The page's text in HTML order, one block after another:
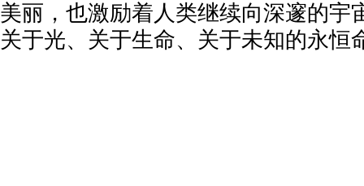
美丽，也激励着人类继续向深邃的宇
关于光、关于生命、关于未知的永恒